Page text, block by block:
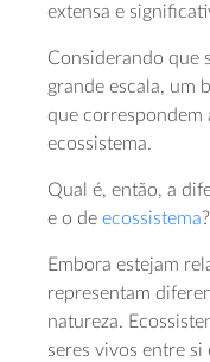
extensa e
Considerando que
grande escala, um
que correspondem
ecossistema.
Qual é, então, a
e o de ecossistema?
Embora estejam
representam
natureza.
seres vivos entre